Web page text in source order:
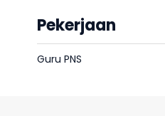
Pekerjaan
Guru PNS